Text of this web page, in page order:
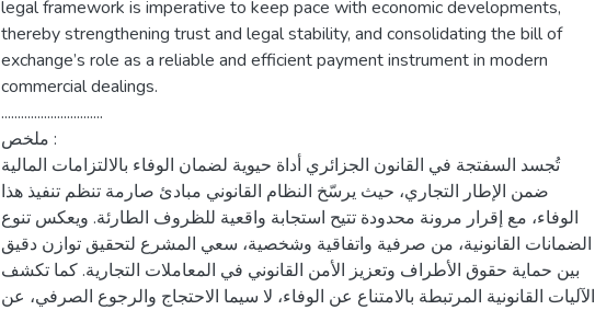
legal framework is imperative to keep pace with economic developments,
thereby strengthening trust and legal stability, and consolidating the bill of
exchange’s role as a reliable and efficient payment instrument in modern
commercial dealings.
...............................
ملخص :
تُجسد السفتجة في القانون الجزائري أداة حيوية لضمان الوفاء بالالتزامات المالية
ضمن الإطار التجاري، حيث يرسّخ النظام القانوني مبادئ صارمة تنظم تنفيذ هذا
الوفاء، مع إقرار مرونة محدودة تتيح استجابة واقعية للظروف الطارئة. ويعكس تنوع
الضمانات القانونية، من صرفية واتفاقية وشخصية، سعي المشرع لتحقيق توازن دقيق
بين حماية حقوق الأطراف وتعزيز الأمن القانوني في المعاملات التجارية. كما تكشف
الآليات القانونية المرتبطة بالامتناع عن الوفاء، لا سيما الاحتجاج والرجوع الصرفي، عن